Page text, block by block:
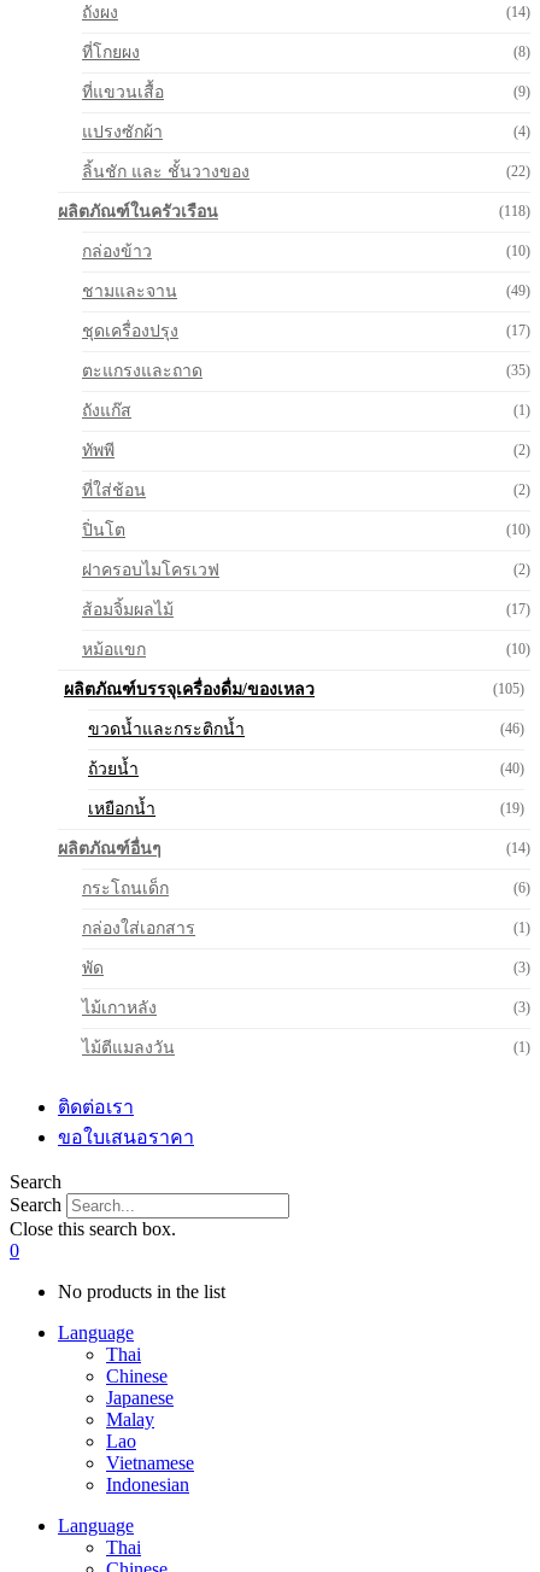
ถังผง (14)
ที่โกยผง (8)
ที่แขวนเสื้อ (9)
แปรงซักผ้า (4)
ลิ้นชัก และ ชั้นวางของ (22)
ผลิตภัณฑ์ในครัวเรือน (118)
กล่องข้าว (10)
ชามและจาน (49)
ชุดเครื่องปรุง (17)
ตะแกรงและถาด (35)
ถังแก๊ส (1)
ทัพพี (2)
ที่ใส่ช้อน (2)
ปิ่นโต (10)
ฝาครอบไมโครเวฟ (2)
ส้อมจิ้มผลไม้ (17)
หม้อแขก (10)
ผลิตภัณฑ์บรรจุเครื่องดื่ม/ของเหลว (105)
ขวดน้ำและกระติกน้ำ (46)
ถ้วยน้ำ (40)
เหยือกน้ำ (19)
ผลิตภัณฑ์อื่นๆ (14)
กระโถนเด็ก (6)
กล่องใส่เอกสาร (1)
พัด (3)
ไม้เกาหลัง (3)
ไม้ตีแมลงวัน (1)
ติดต่อเรา
ขอใบเสนอราคา
Search
Search
Close this search box.
0
No products in the list
Language
Thai
Chinese
Japanese
Malay
Lao
Vietnamese
Indonesian
Language
Thai